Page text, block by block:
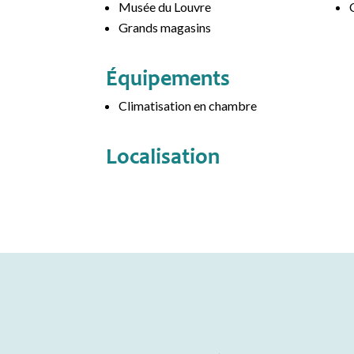
Musée du Louvre
Grands magasins
Équipements
Climatisation en chambre
Localisation